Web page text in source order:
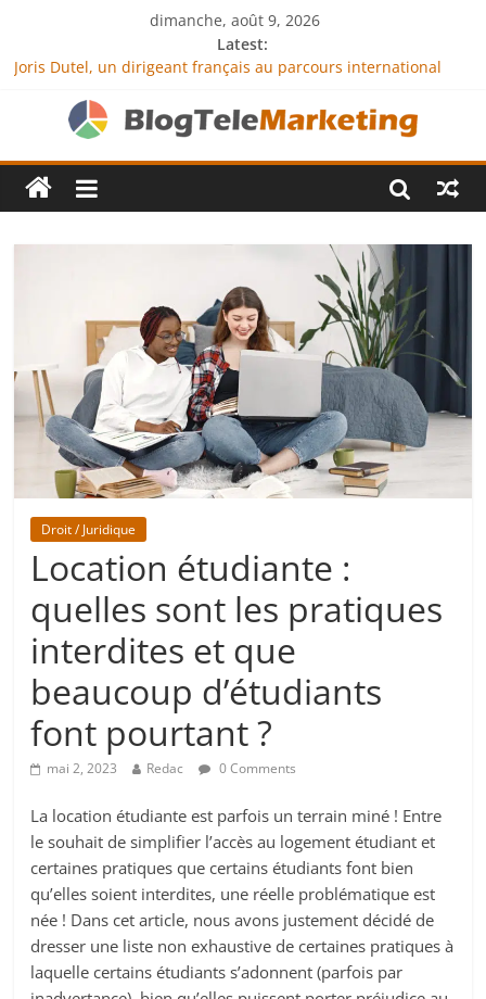
dimanche, août 9, 2026
Latest:
Joris Dutel, un dirigeant français au parcours international
Agria Assurance Animaux : comment l’entreprise se
démarque-t-elle de la concurrence ?
JCA Academy : l’excellence au service de l’indépendance
financière
Denis Bouclon : la diplomatie éducative comme moteur de
Next Terra International : des solutions logistiques au service
Droit / Juridique
Location étudiante :
quelles sont les pratiques
interdites et que
beaucoup d’étudiants
font pourtant ?
mai 2, 2023 Redac 0 Comments
La location étudiante est parfois un terrain miné ! Entre
le souhait de simplifier l’accès au logement étudiant et
certaines pratiques que certains étudiants font bien
qu’elles soient interdites, une réelle problématique est
née ! Dans cet article, nous avons justement décidé de
dresser une liste non exhaustive de certaines pratiques à
laquelle certains étudiants s’adonnent (parfois par